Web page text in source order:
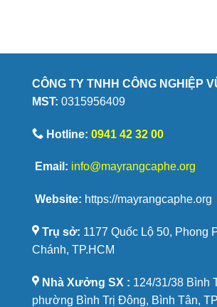
hạt
Savoury
CÔNG TY TNHH CÔNG NGHIỆP
MST: 0315956409
Hotline: 0941 42 32 00
Email: info@mayrangcaphe.org
Website: https://mayrangcaphe.org
Trụ sở: 1177 Quốc Lộ 50, Phong
Chánh, TP.HCM
Nhà Xưởng SX : 124/31/38 Bình
phường Bình Trị Đông, Bình Tân,